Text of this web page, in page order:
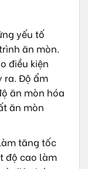
yếu tố
ăn mòn.
điều kiện
ra. Độ ẩm
ăn mòn hóa
ăn mòn
tăng tốc
độ cao làm